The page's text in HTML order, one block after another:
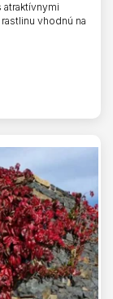
atraktívnymi
vhodnú na